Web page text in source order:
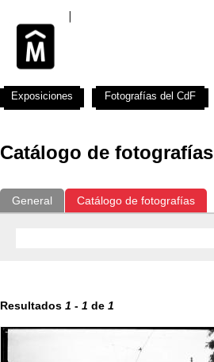
Catálogo de fotografías
General Catálogo de fotografías
Resultados 1 - 1 de 1
Exposiciones Fotografías del CdF